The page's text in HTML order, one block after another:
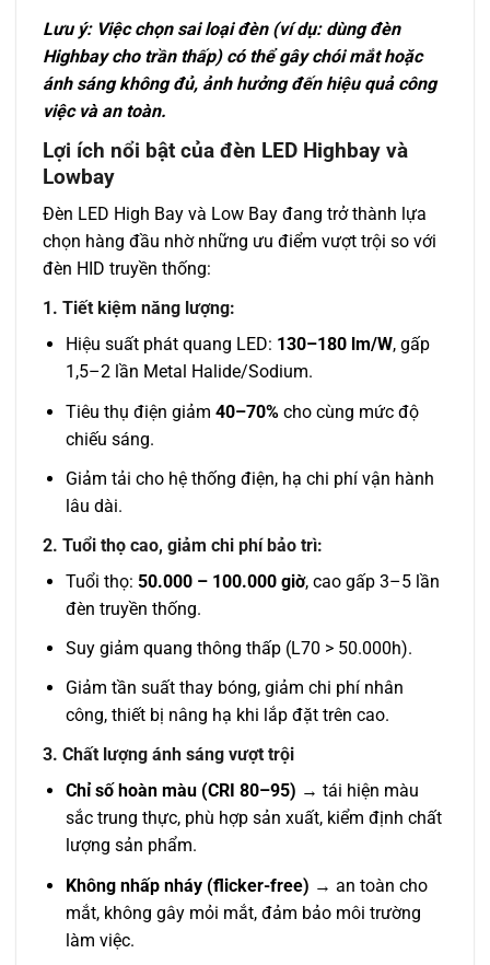
Lưu ý: Việc chọn sai loại đèn (ví dụ: dùng đèn
Highbay cho trần thấp) có thể gây chói mắt hoặc
ánh sáng không đủ, ảnh hưởng đến hiệu quả công
việc và an toàn.
Lợi ích nổi bật của đèn LED Highbay và
Lowbay
Đèn LED High Bay và Low Bay đang trở thành lựa
chọn hàng đầu nhờ những ưu điểm vượt trội so với
đèn HID truyền thống:
1. Tiết kiệm năng lượng:
Hiệu suất phát quang LED: 130–180 lm/W, gấp
1,5–2 lần Metal Halide/Sodium.
Tiêu thụ điện giảm 40–70%cho cùng mức độ
chiếu sáng.
Giảm tải cho hệ thống điện, hạ chi phí vận hành
lâu dài.
2. Tuổi thọ cao, giảm chi phí bảo trì:
Tuổi thọ: 50.000 – 100.000 giờ, cao gấp 3–5 lần
đèn truyền thống.
Suy giảm quang thông thấp (L70 > 50.000h).
Giảm tần suất thay bóng, giảm chi phí nhân
công, thiết bị nâng hạ khi lắp đặt trên cao.
3. Chất lượng ánh sáng vượt trội
Chỉ số hoàn màu (CRI 80–95) → tái hiện màu
sắc trung thực, phù hợp sản xuất, kiểm định chất
lượng sản phẩm.
Không nhấp nháy (flicker-free) → an toàn cho
mắt, không gây mỏi mắt, đảm bảo môi trường
làm việc.